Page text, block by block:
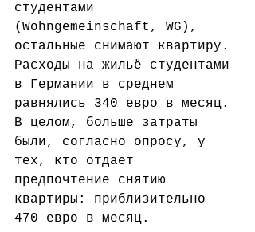
студентами
(Wohngemeinschaft, WG),
остальные снимают квартиру.
Расходы на жильё студентами
в Германии в среднем
равнялись 340 евро в месяц.
В целом, больше затраты
были, согласно опросу, у
тех, кто отдает
предпочтение снятию
квартиры: приблизительно
470 евро в месяц.